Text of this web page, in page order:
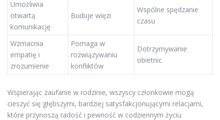
Umożliwia
otwartą
komunikację
Buduje więzi
Wspólne spędzanie
czasu
Wzmacnia
empatię i
zrozumienie
Pomaga w
rozwiązywaniu
konfliktów
Dotrzymywanie
obietnic
Wspierając zaufanie w rodzinie, wszyscy członkowie mogą
cieszyć się głębszymi, bardziej satysfakcjonującymi relacjami,
które przynoszą radość i pewność w codziennym życiu.